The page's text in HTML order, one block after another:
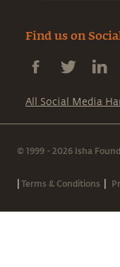
Find us on
All Social Media
© 1999 - 2026 Isha
|Terms & Conditions |